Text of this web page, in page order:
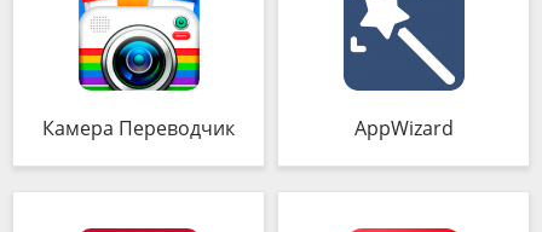
Камера Переводчик AppWizard